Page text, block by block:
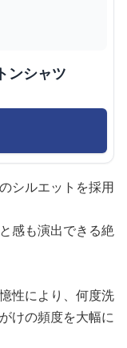
ンシャツ
シルエットを採用
感も演出できる絶
性により、何度洗
けの頻度を大幅に